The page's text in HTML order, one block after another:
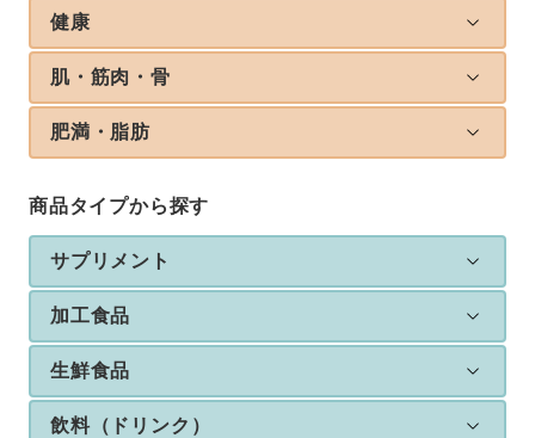
健康
肌・筋肉・骨
肥満・脂肪
商品タイプから探す
サプリメント
加工食品
生鮮食品
飲料（ドリンク）